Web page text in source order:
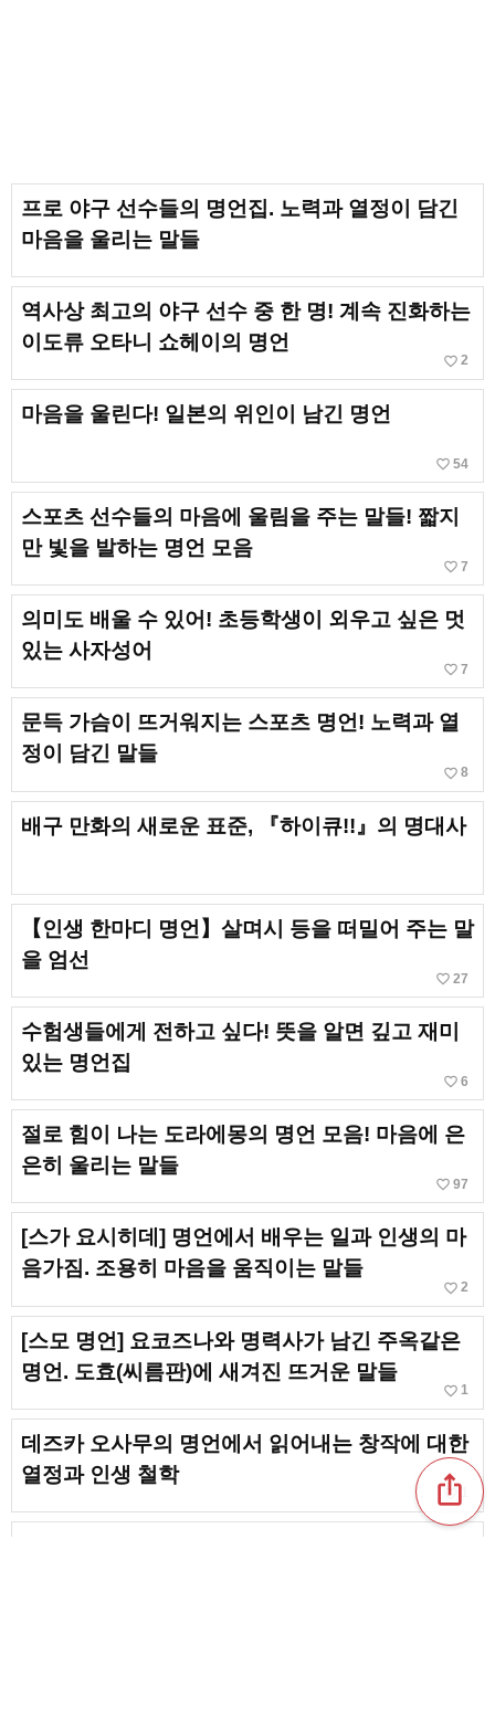
프로 야구 선수들의 명언집. 노력과 열정이 담긴
마음을 울리는 말들
역사상 최고의 야구 선수 중 한 명! 계속 진화하는
이도류 오타니 쇼헤이의 명언
favorite_border 2
마음을 울린다! 일본의 위인이 남긴 명언
favorite_border 54
스포츠 선수들의 마음에 울림을 주는 말들! 짧지
만 빛을 발하는 명언 모음
favorite_border 7
의미도 배울 수 있어! 초등학생이 외우고 싶은 멋
있는 사자성어
favorite_border 7
문득 가슴이 뜨거워지는 스포츠 명언! 노력과 열
정이 담긴 말들
favorite_border 8
배구 만화의 새로운 표준, 『하이큐!!』의 명대사
【인생 한마디 명언】살며시 등을 떠밀어 주는 말
을 엄선
favorite_border 27
수험생들에게 전하고 싶다! 뜻을 알면 깊고 재미
있는 명언집
favorite_border 6
절로 힘이 나는 도라에몽의 명언 모음! 마음에 은
은히 울리는 말들
favorite_border 97
[스가 요시히데] 명언에서 배우는 일과 인생의 마
음가짐. 조용히 마음을 움직이는 말들
favorite_border 2
[스모 명언] 요코즈나와 명력사가 남긴 주옥같은
명언. 도효(씨름판)에 새겨진 뜨거운 말들
favorite_border 1
데즈카 오사무의 명언에서 읽어내는 창작에 대한
열정과 인생 철학
favorite_border
ios_share